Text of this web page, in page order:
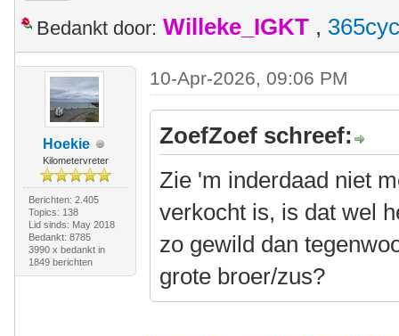
Bedankt door: Willeke_IGKT ,
Hoekie
Kilometervreter
Berichten: 2.405
Topics: 138
Lid sinds: May 2018
Bedankt: 8785
3990 x bedankt in
1849 berichten
10-Apr-2026, 09:06 PM
ZoefZoef schreef:
Zie 'm inderdaad niet
verkocht is, is dat wel
zo gewild dan
grote broer/zus?